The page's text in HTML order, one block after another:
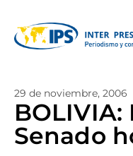
29 de noviembre, 2006
Senado